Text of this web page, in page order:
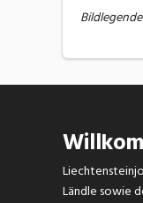
Ländle sowie